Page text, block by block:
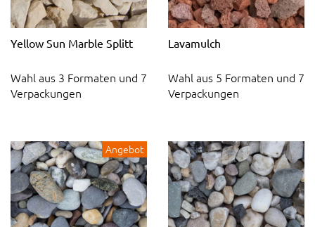
Yellow Sun Marble Splitt
Wahl aus 3 Formaten und 7
Verpackungen
Lavamulch
Wahl aus 5 Formaten und 7
Verpackungen
Angebot